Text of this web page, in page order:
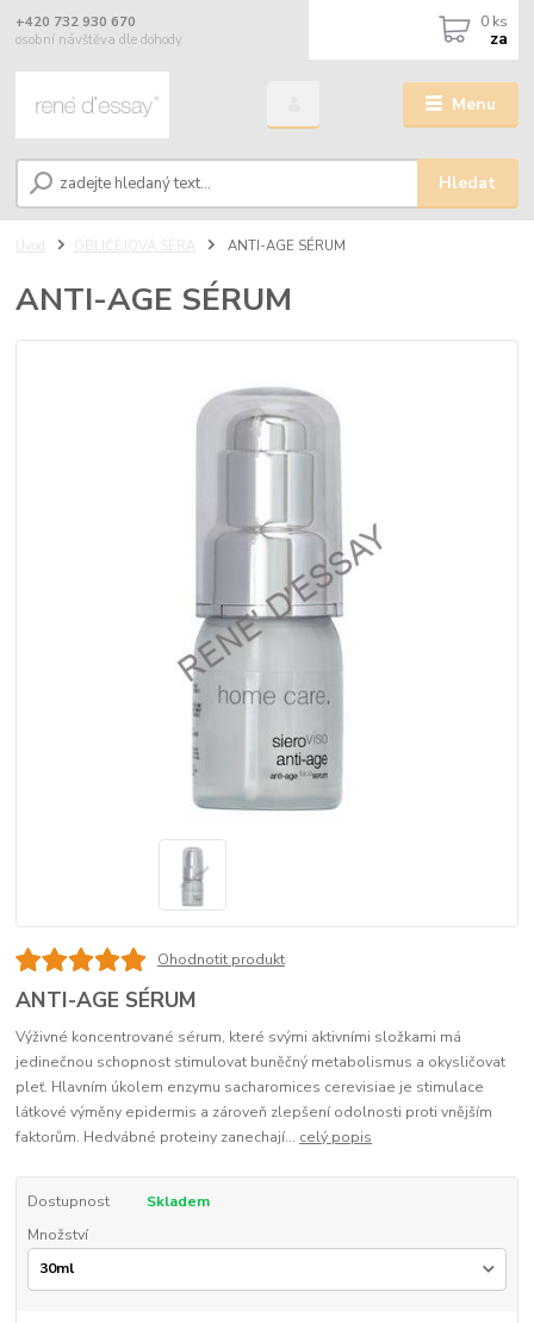
Menu
Hledat
+420 732 930 670
osobní návštěva dle dohody
0 ks
za
Úvod OBLIČEJOVÁ SÉRA ANTI-AGE SÉRUM
ANTI-AGE SÉRUM
Ohodnotit produkt
ANTI-AGE SÉRUM
Výživné koncentrované sérum, které svými aktivními složkami má
jedinečnou schopnost stimulovat buněčný metabolismus a okysličovat
pleť. Hlavním úkolem enzymu sacharomices cerevisiae je stimulace
látkové výměny epidermis a zároveň zlepšení odolnosti proti vnějším
faktorům. Hedvábné proteiny zanechají... celý popis
Dostupnost
Skladem
Množství